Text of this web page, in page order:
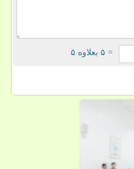
= ۵ بعلاوه ۵